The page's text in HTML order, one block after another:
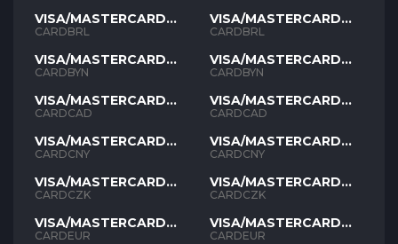
VISA/MASTERCARD
BRL
CARDBRL
VISA/MASTERCARD
BYN
CARDBYN
VISA/MASTERCARD
CAD
CARDCAD
VISA/MASTERCARD
CNY
CARDCNY
VISA/MASTERCARD
CZK
CARDCZK
VISA/MASTERCARD
EUR
CARDEUR
VISA/MASTERCARD
BRL
CARDBRL
VISA/MASTERCARD
BYN
CARDBYN
VISA/MASTERCARD
CAD
CARDCAD
VISA/MASTERCARD
CNY
CARDCNY
VISA/MASTERCARD
CZK
CARDCZK
VISA/MASTERCARD
EUR
CARDEUR